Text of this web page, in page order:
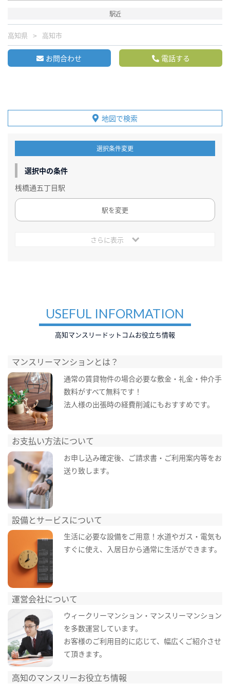
駅近
高知県 高知市
お問合わせ 電話する
地図で検索
選択条件変更
選択中の条件
桟橋通五丁目駅
駅を変更
さらに表示
USEFUL INFORMATION
高知マンスリードットコムお役立ち情報
マンスリーマンションとは？
通常の賃貸物件の場合必要な敷金・礼金・仲介手
数料がすべて無料です！
法人様の出張時の経費削減にもおすすめです。
お支払い方法について
お申し込み確定後、ご請求書・ご利用案内等をお
送り致します。
設備とサービスについて
生活に必要な設備をご用意！水道やガス・電気も
すぐに使え、入居日から通常に生活ができます。
運営会社について
ウィークリーマンション・マンスリーマンション
を多数運営しています。
お客様のご利用目的に応じて、幅広くご紹介させ
て頂きます。
高知のマンスリーお役立ち情報